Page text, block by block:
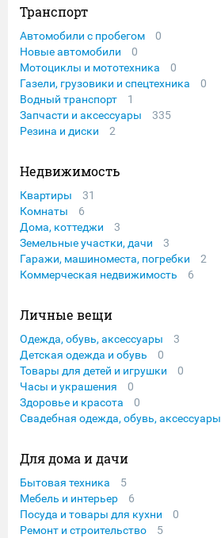
Транспорт
Автомобили с пробегом
0
Новые автомобили
0
Мотоциклы и мототехника
0
Газели, грузовики и спецтехника
0
Водный транспорт
1
Запчасти и аксессуары
335
Резина и диски
2
Недвижимость
Квартиры
31
Комнаты
6
Дома, коттеджи
3
Земельные участки, дачи
3
Гаражи, машиноместа, погребки
2
Коммерческая недвижимость
6
Личные вещи
Одежда, обувь, аксессуары
3
Детская одежда и обувь
0
Товары для детей и игрушки
0
Часы и украшения
0
Здоровье и красота
0
Свадебная одежда, обувь, аксессуары
Для дома и дачи
Бытовая техника
5
Мебель и интерьер
6
Посуда и товары для кухни
0
Ремонт и строительство
5